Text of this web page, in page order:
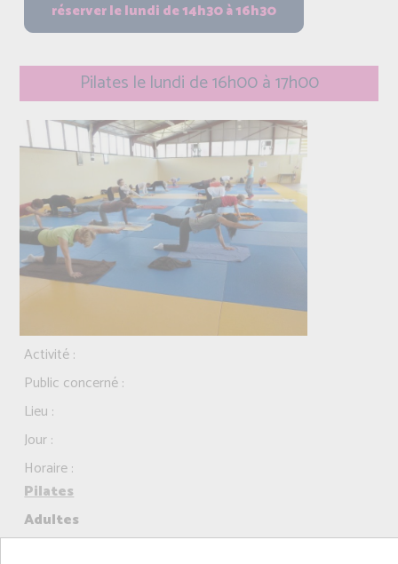
Pilates le lundi de 16h00 à 17h00
Activité :
Public concerné :
Lieu :
Jour :
Horaire :
Pilates
Adultes